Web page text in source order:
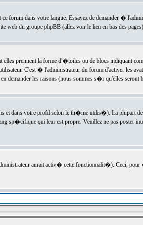
forum dans votre langue. Essayez de demander �
web du groupe phpBB (allez voir le lien en bas des
prennent la forme d'�toiles ou de blocs indiquant
C'est � l'administrateur du forum d'activer les
demander les raisons (nous sommes s�r qu'elles seront
et dans votre profil selon le th�me utilis�). La plupart
sp�cifique qui leur est propre. Veuillez ne pas poster
aurait activ� cette fonctionnalit�). Ceci,